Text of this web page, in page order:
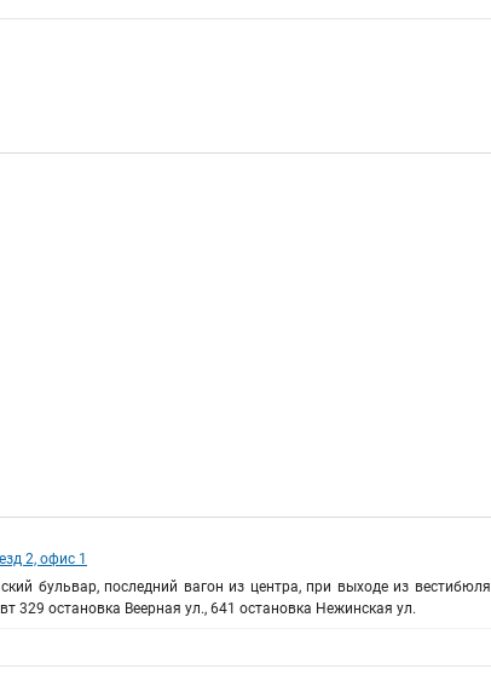
2, офис 1
бульвар, последний вагон из центра, при выходе из
329 остановка Веерная ул., 641 остановка Нежинская ул.